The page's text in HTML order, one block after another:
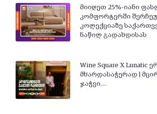
მიიღეთ 25%-იანი
კომფორტერში
კოლექციაზე
ნაწილ გადახდისას
Wine Square X Lunatic
მხარდასაჭერად |
ჯაჭვი…